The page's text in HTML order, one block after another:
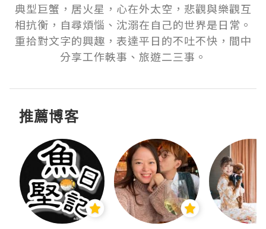
典型巨蟹，居火星，心在外太空，悲觀與樂觀互
相抗衡，自尋煩惱、沈溺在自己的世界是日常。
重拾對文字的興趣，表達平日的不吐不快，間中
分享工作軼事、旅遊二三事。
推薦博客